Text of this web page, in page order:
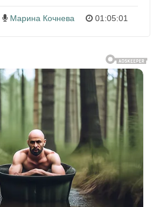
Марина Кочнева 01:05:01